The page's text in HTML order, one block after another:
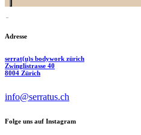
Adresse
serrat(u)s bodywork zürich
Zwinglistrasse 40
8004 Zürich
info@serratus.ch
Folge uns auf Instagram